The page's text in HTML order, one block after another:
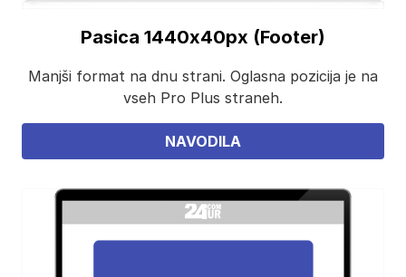
Pasica 1440x40px (Footer)
Manjši format na dnu strani. Oglasna pozicija je na
vseh Pro Plus straneh.
NAVODILA